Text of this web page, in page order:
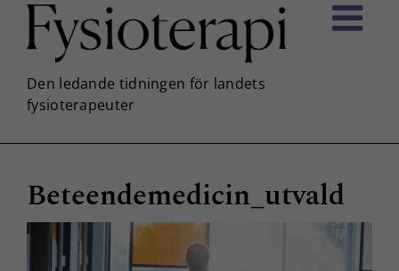
innehållet
Beteendemedicin_utvald